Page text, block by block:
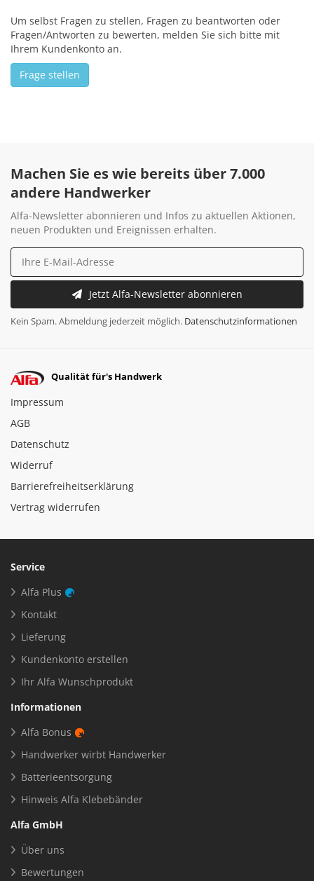
Um selbst Fragen zu stellen, Fragen zu beantworten oder
Fragen/Antworten zu bewerten, melden Sie sich bitte mit
Ihrem Kundenkonto an.
Frage stellen
Machen Sie es wie bereits über 7.000
andere Handwerker
Alfa-Newsletter abonnieren und Infos zu aktuellen Aktionen,
neuen Produkten und Ereignissen erhalten.
Jetzt Alfa-Newsletter abonnieren
Kein Spam. Abmeldung jederzeit möglich. Datenschutzinformationen
Qualität für's Handwerk
Impressum
AGB
Datenschutz
Widerruf
Barrierefreiheitserklärung
Vertrag widerrufen
Service
Alfa Plus
Kontakt
Lieferung
Kundenkonto erstellen
Ihr Alfa Wunschprodukt
Informationen
Alfa Bonus
Handwerker wirbt Handwerker
Batterieentsorgung
Hinweis Alfa Klebebänder
Alfa GmbH
Über uns
Bewertungen